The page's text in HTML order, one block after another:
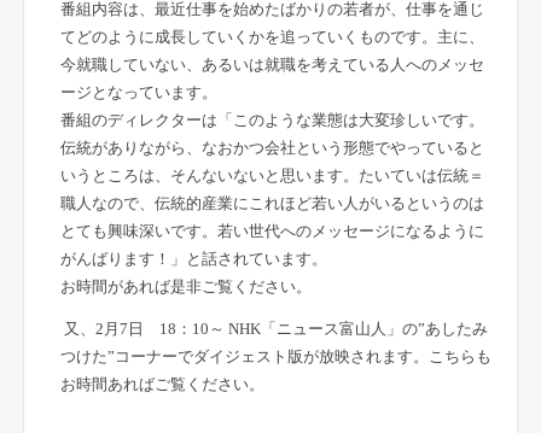
番組内容は、最近仕事を始めたばかりの若者が、仕事を通じ
てどのように成長していくかを追っていくものです。主に、
今就職していない、あるいは就職を考えている人へのメッセ
ージとなっています。
番組のディレクターは「このような業態は大変珍しいです。
伝統がありながら、なおかつ会社という形態でやっていると
いうところは、そんないないと思います。たいていは伝統＝
職人なので、伝統的産業にこれほど若い人がいるというのは
とても興味深いです。若い世代へのメッセージになるように
がんばります！」と話されています。
お時間があれば是非ご覧ください。
又、2月7日 18：10～ NHK「ニュース富山人」の”あしたみ
つけた”コーナーでダイジェスト版が放映されます。こちらも
お時間あればご覧ください。